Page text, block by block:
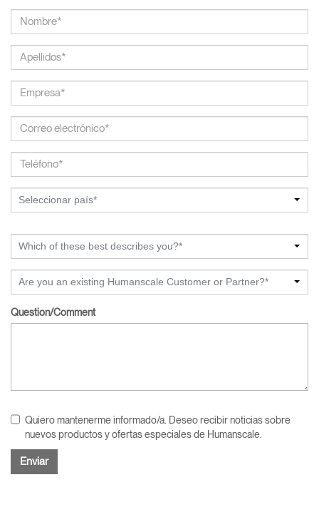
Seleccionar país*
Which of these best describes you?*
Are you an existing Humanscale Customer or Partner?*
Question/Comment
Quiero mantenerme informado/a. Deseo recibir noticias sobre
nuevos productos y ofertas especiales de Humanscale.